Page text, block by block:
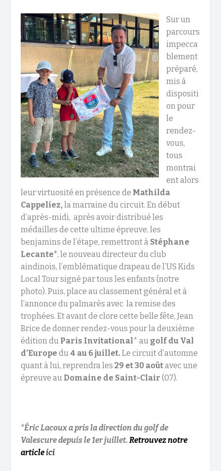
Sur un
parcours
impecca
blement
préparé,
mis à
dispositi
on pour
le
rendez-
vous,
tous
montrai
ent alors
leur virtuosité en présence de Mathilda
Cappeliez, la marraine du circuit. En début
d’après-midi, après avoir distribué les
médailles de cette ultime épreuve, les
benjamins de l’étape, remettront à Stéphane
Lecante*, le nouveau directeur du club
aindinois, l’emblématique drapeau de l’US Kids
Local Tour signé par tous les enfants (notre
photo). Puis, place au classement général et à
l’annonce du palmarès avec la remise des
trophées. Et avant de clore cette belle fête, Jean
Brice de donner rendez-vous pour la deuxième
édition du Paris Invitational* au golf du Val
d’Europe du 4 au 6 juillet.Le circuit d’automne
quant à lui, reprendra les29 et 30 aoûtavec une
épreuve au Domaine de Saint-Clair (07).
*Éric Lacoux a pris la direction du golf de
Valescure depuis le 1er juillet.Retrouvez notre
articleici